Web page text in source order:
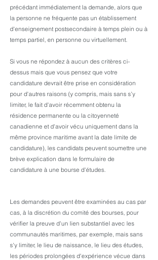
précédant immédiatement la demande, alors que
la personne ne fréquente pas un établissement
d'enseignement postsecondaire à temps plein ou à
temps partiel, en personne ou virtuellement.
Si vous ne répondez à aucun des critères ci-
dessus mais que vous pensez que votre
candidature devrait être prise en considération
pour d'autres raisons (y compris, mais sans s'y
limiter, le fait d'avoir récemment obtenu la
résidence permanente ou la citoyenneté
canadienne et d'avoir vécu uniquement dans la
même province maritime avant la date limite de
candidature), les candidats peuvent soumettre une
brève explication dans le formulaire de
candidature à une bourse d'études.
Les demandes peuvent être examinées au cas par
cas, à la discrétion du comité des bourses, pour
vérifier la preuve d'un lien substantiel avec les
communautés maritimes, par exemple, mais sans
s'y limiter, le lieu de naissance, le lieu des études,
les périodes prolongées d'expérience vécue dans